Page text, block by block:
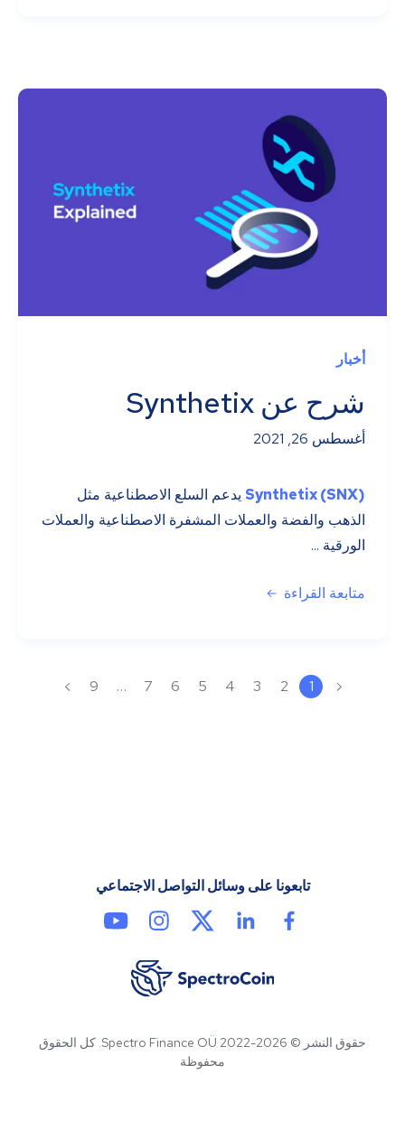
أخبار
شرح عن Synthetix
أغسطس 26, 2021
Synthetix (SNX) يدعم السلع الاصطناعية مثل
الذهب والفضة والعملات المشفرة الاصطناعية والعملات
الورقية ...
متابعة القراءة
1
2
3
4
5
6
7
…
9
تابعونا على وسائل التواصل الاجتماعي
حقوق النشر © 2026-2022 Spectro Finance OÜ. كل الحقوق
محفوظة